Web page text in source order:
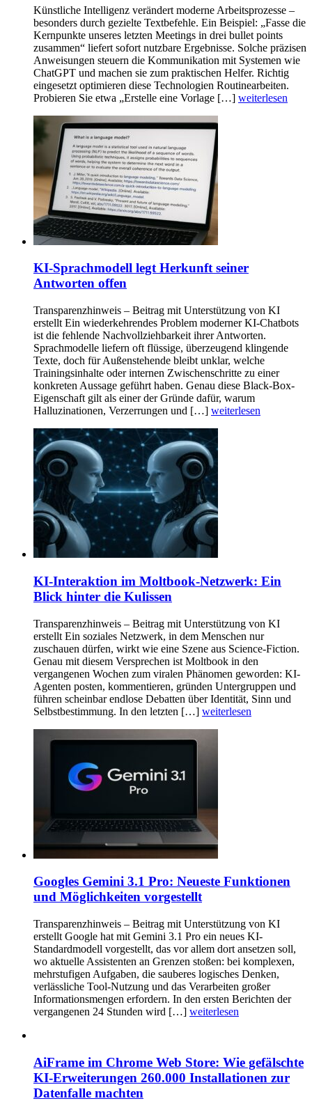
Künstliche Intelligenz verändert moderne Arbeitsprozesse –
besonders durch gezielte Textbefehle. Ein Beispiel: „Fasse die
Kernpunkte unseres letzten Meetings in drei bullet points
zusammen“ liefert sofort nutzbare Ergebnisse. Solche präzisen
Anweisungen steuern die Kommunikation mit Systemen wie
ChatGPT und machen sie zum praktischen Helfer. Richtig
eingesetzt optimieren diese Technologien Routinearbeiten.
Probieren Sie etwa „Erstelle eine Vorlage […] weiterlesen
KI-Sprachmodell legt Herkunft seiner
Antworten offen
Transparenzhinweis – Beitrag mit Unterstützung von KI
erstellt Ein wiederkehrendes Problem moderner KI-Chatbots
ist die fehlende Nachvollziehbarkeit ihrer Antworten.
Sprachmodelle liefern oft flüssige, überzeugend klingende
Texte, doch für Außenstehende bleibt unklar, welche
Trainingsinhalte oder internen Zwischenschritte zu einer
konkreten Aussage geführt haben. Genau diese Black-Box-
Eigenschaft gilt als einer der Gründe dafür, warum
Halluzinationen, Verzerrungen und […] weiterlesen
KI-Interaktion im Moltbook-Netzwerk: Ein
Blick hinter die Kulissen
Transparenzhinweis – Beitrag mit Unterstützung von KI
erstellt Ein soziales Netzwerk, in dem Menschen nur
zuschauen dürfen, wirkt wie eine Szene aus Science-Fiction.
Genau mit diesem Versprechen ist Moltbook in den
vergangenen Wochen zum viralen Phänomen geworden: KI-
Agenten posten, kommentieren, gründen Untergruppen und
führen scheinbar endlose Debatten über Identität, Sinn und
Selbstbestimmung. In den letzten […] weiterlesen
Googles Gemini 3.1 Pro: Neueste Funktionen
und Möglichkeiten vorgestellt
Transparenzhinweis – Beitrag mit Unterstützung von KI
erstellt Google hat mit Gemini 3.1 Pro ein neues KI-
Standardmodell vorgestellt, das vor allem dort ansetzen soll,
wo aktuelle Assistenten an Grenzen stoßen: bei komplexen,
mehrstufigen Aufgaben, die sauberes logisches Denken,
verlässliche Tool-Nutzung und das Verarbeiten großer
Informationsmengen erfordern. In den ersten Berichten der
vergangenen 24 Stunden wird […] weiterlesen
AiFrame im Chrome Web Store: Wie gefälschte
KI-Erweiterungen 260.000 Installationen zur
Datenfalle machten